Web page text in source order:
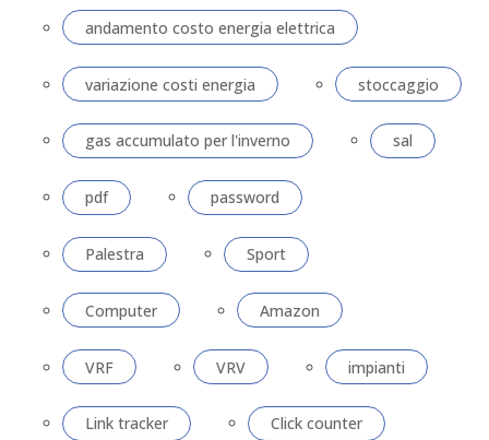
andamento costo energia elettrica
variazione costi energia stoccaggio
gas accumulato per l'inverno sal
pdf password
Palestra Sport
Computer Amazon
VRF VRV impianti
Link tracker Click counter